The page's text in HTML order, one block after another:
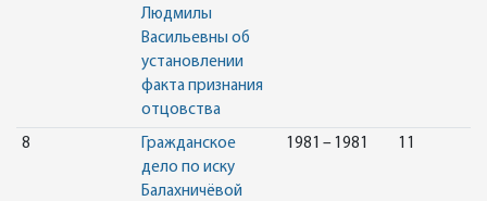
Людмилы
Васильевны об
установлении
факта признания
отцовства
8
Гражданское
дело по иску
Балахничёвой
1981 – 1981 11